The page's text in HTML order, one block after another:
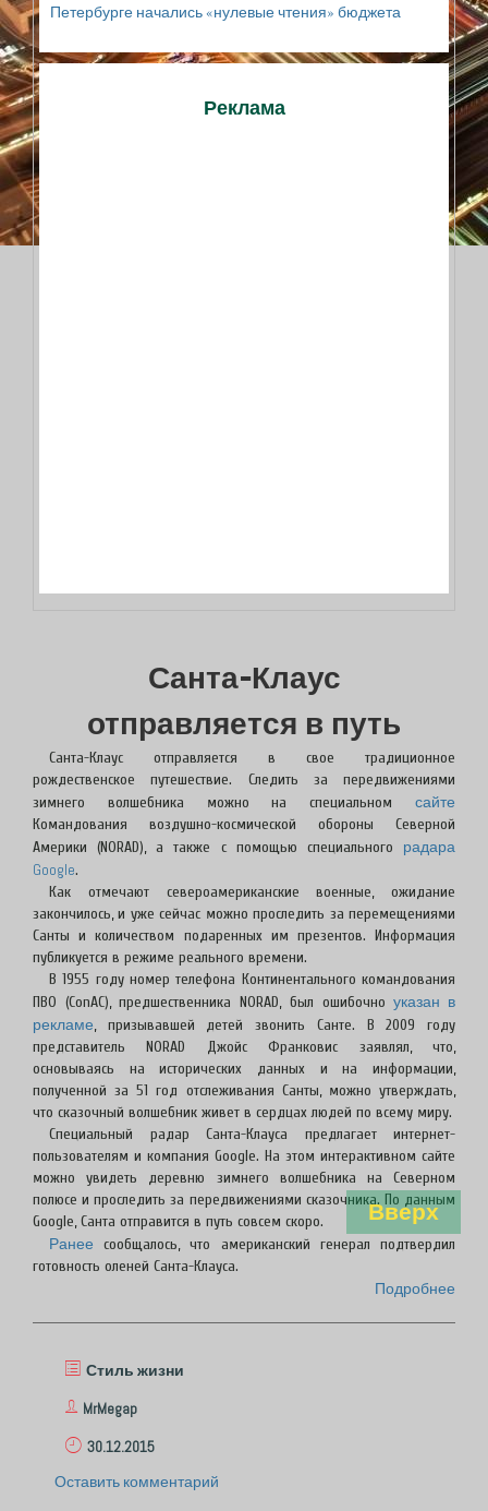
Вверх
Петербурге начались «нулевые чтения» бюджета
Реклама
Санта-Клаус
отправляется в путь
Санта-Клаус отправляется в свое традиционное
рождественское путешествие. Следить за передвижениями
зимнего волшебника можно на специальном сайте
Командования воздушно-космической обороны Северной
Америки (NORAD), а также с помощью специального радара
Google.
Как отмечают североамериканские военные, ожидание
закончилось, и уже сейчас можно проследить за перемещениями
Санты и количеством подаренных им презентов. Информация
публикуется в режиме реального времени.
В 1955 году номер телефона Континентального командования
ПВО (ConAC), предшественника NORAD, был ошибочноуказан в
рекламе, призывавшей детей звонить Санте. В 2009 году
представитель NORAD Джойс Франковис заявлял, что,
основываясь на исторических данных и на информации,
полученной за 51 год отслеживания Санты, можно утверждать,
что сказочный волшебник живет в сердцах людей по всему миру.
Специальный радар Санта-Клауса предлагает интернет-
пользователям и компания Google. На этом интерактивном сайте
можно увидеть деревню зимнего волшебника на Северном
полюсе и проследить за передвижениями сказочника. По данным
Google, Санта отправится в путь совсем скоро.
Ранее сообщалось, что американский генерал подтвердил
готовность оленей Санта-Клауса.
Подробнее
Стиль жизни
MrMegap
30.12.2015
Оставить комментарий